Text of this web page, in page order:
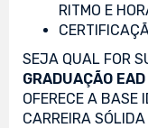
RITMO E
SEJA QUAL FOR
GRADUAÇÃO EAD
OFERECE A BASE
CARREIRA